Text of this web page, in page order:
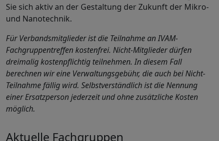
Sie sich aktiv an der Gestaltung der Zukunft der Mikro-
und Nanotechnik.
Für Verbandsmitglieder ist die Teilnahme an IVAM-
Fachgruppentreffen kostenfrei. Nicht-Mitglieder dürfen
dreimalig kostenpflichtig teilnehmen. In diesem Fall
berechnen wir eine Verwaltungsgebühr, die auch bei Nicht-
Teilnahme fällig wird. Selbstverständlich ist die Nennung
einer Ersatzperson jederzeit und ohne zusätzliche Kosten
möglich.
Aktuelle Fachgruppen